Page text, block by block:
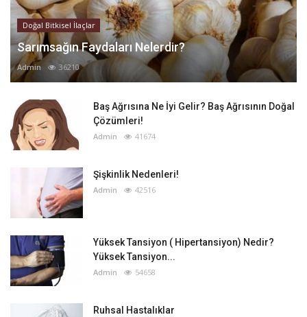
Doğal Bitkisel İlaçlar
Sarımsağın Faydaları Nelerdir?
Admin 36210
Baş Ağrısına Ne İyi Gelir? Baş Ağrısının Doğal
Çözümleri!
Admin 41674
Şişkinlik Nedenleri!
Admin 42516
Yüksek Tansiyon ( Hipertansiyon) Nedir?
Yüksek Tansiyon...
Admin 54658
Ruhsal Hastalıklar